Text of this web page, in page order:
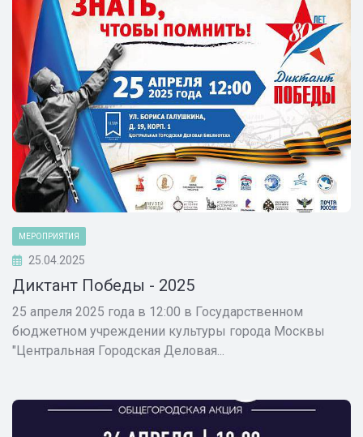
МЕРОПРИЯТИЯ
25.04.2025
Диктант Победы - 2025
25 апреля 2025 года в 12:00 в Государственном
бюджетном учреждении культуры города Москвы
"Центральная Городская Деловая...